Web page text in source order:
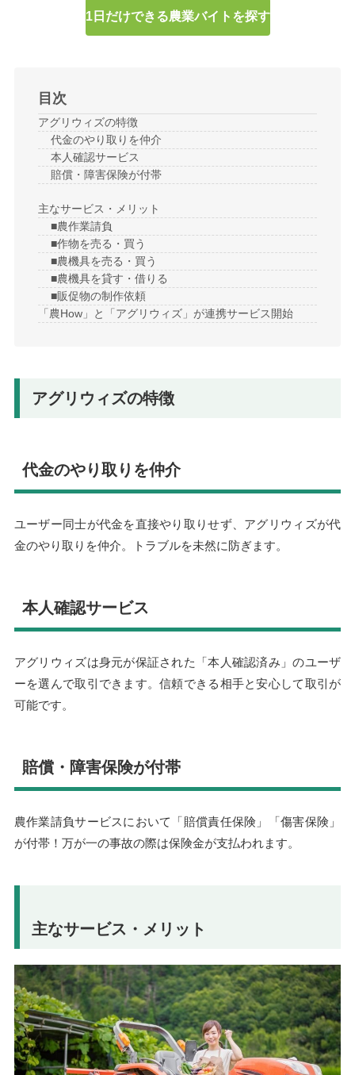
1日だけできる農業バイトを探す
目次
アグリウィズの特徴
代金のやり取りを仲介
本人確認サービス
賠償・障害保険が付帯
主なサービス・メリット
■農作業請負
■作物を売る・買う
■農機具を売る・買う
■農機具を貸す・借りる
■販促物の制作依頼
「農How」と「アグリウィズ」が連携サービス開始
アグリウィズの特徴
代金のやり取りを仲介
ユーザー同士が代金を直接やり取りせず、アグリウィズが代
金のやり取りを仲介。トラブルを未然に防ぎます。
本人確認サービス
アグリウィズは身元が保証された「本人確認済み」のユーザ
ーを選んで取引できます。信頼できる相手と安心して取引が
可能です。
賠償・障害保険が付帯
農作業請負サービスにおいて「賠償責任保険」「傷害保険」
が付帯！万が一の事故の際は保険金が支払われます。
主なサービス・メリット